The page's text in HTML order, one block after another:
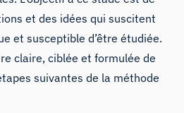
et des idées qui suscitent
et susceptible d’être étudiée.
claire, ciblée et formulée de
suivantes de la méthode